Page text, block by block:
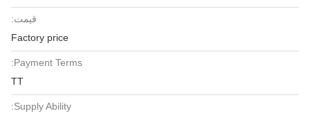
قیمت:
Factory price
Payment Terms:
TT
Supply Ability: